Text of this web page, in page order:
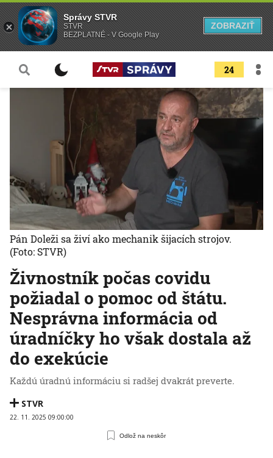
24
Živnostník počas covidu
požiadal o pomoc od štátu.
Nesprávna informácia od
úradníčky ho však dostala až
do exekúcie
Každú úradnú informáciu si radšej dvakrát preverte.
STVR
22. 11. 2025 09:00:00
Odlož na neskôr
Pán Doleži sa živí ako mechanik šijacích strojov.
(Foto: STVR)
Správy STVR
STVR
BEZPLATNÉ - V Google Play
ZOBRAZIŤ